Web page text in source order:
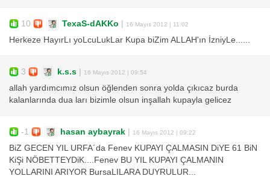
10 TexaS-dAKKo | 16 Mayıs 2012 | 11:02
Herkeze HayırLı yoLcuLukLar Kupa biZim ALLAH'ın İzniyLe......
3 k.s.s | 16 Mayıs 2012 | 09:54
allah yardımcımız olsun öğlenden sonra yolda çıkıcaz burda
kalanlarında dua ları bizimle olsun inşallah kupayla gelicez
-1 hasan aybayrak | 16 Mayıs 2012 | 09:22
BiZ GECEN YIL URFA´da Fenev KUPAYI ÇALMASIN DiYE 61 BiN
KiŞi NÖBETTEYDiK....Fenev BU YIL KUPAYI ÇALMANIN
YOLLARINI ARIYOR BursaLILARA DUYRULUR...